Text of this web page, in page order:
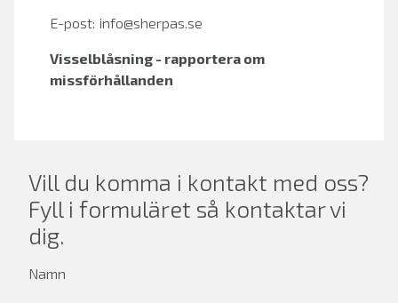
E-post: info@sherpas.se
Visselblåsning - rapportera om
missförhållanden
Vill du komma i kontakt med oss?
Fyll i formuläret så kontaktar vi
dig.
Namn